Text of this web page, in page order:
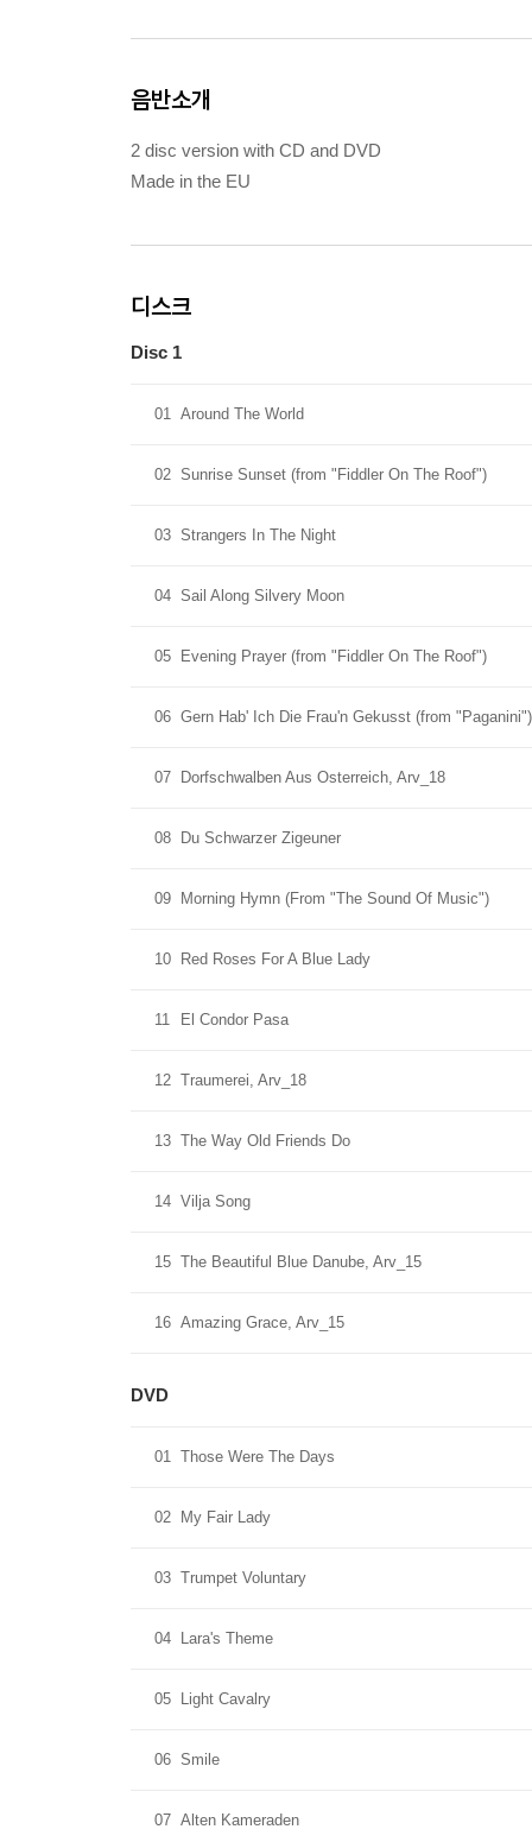
음반소개
2 disc version with CD and DVD
Made in the EU
디스크
Disc 1
01 Around The World
02 Sunrise Sunset (from "Fiddler On The Roof")
03 Strangers In The Night
04 Sail Along Silvery Moon
05 Evening Prayer (from "Fiddler On The Roof")
06 Gern Hab' Ich Die Frau'n Gekusst (from "Paganini")
07 Dorfschwalben Aus Osterreich, Arv_18
08 Du Schwarzer Zigeuner
09 Morning Hymn (From "The Sound Of Music")
10 Red Roses For A Blue Lady
11 El Condor Pasa
12 Traumerei, Arv_18
13 The Way Old Friends Do
14 Vilja Song
15 The Beautiful Blue Danube, Arv_15
16 Amazing Grace, Arv_15
DVD
01 Those Were The Days
02 My Fair Lady
03 Trumpet Voluntary
04 Lara's Theme
05 Light Cavalry
06 Smile
07 Alten Kameraden